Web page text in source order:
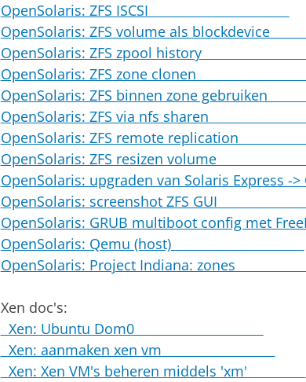
OpenSolaris: ZFS ISCSI
OpenSolaris: ZFS volume als
OpenSolaris: ZFS zpool history
OpenSolaris: ZFS zone clonen
OpenSolaris: ZFS binnen zone
OpenSolaris: ZFS via nfs sharen
OpenSolaris: ZFS remote
OpenSolaris: ZFS resizen
OpenSolaris: upgraden van Solaris Express ->
OpenSolaris: screenshot ZFS
OpenSolaris: GRUB multiboot config met
OpenSolaris: Qemu (host)
OpenSolaris: Project Indiana:
Xen doc's:
Xen: Ubuntu Dom0
Xen: aanmaken xen vm
Xen: Xen VM's beheren middels 'xm'